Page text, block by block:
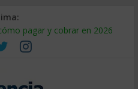
pagar y cobrar en 2026
qué sale tan caro
auditarla a tiempo
de suministro: qué hacer
cómo segmentarlo y venderle